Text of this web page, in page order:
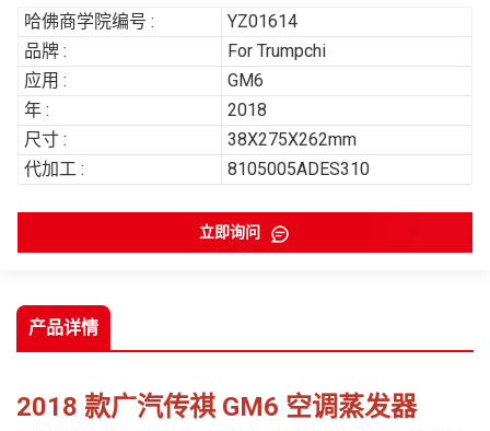
哈佛商学院编号 :
YZ01614
品牌 :
For Trumpchi
应用 :
GM6
年 :
2018
尺寸 :
38X275X262mm
代加工 :
8105005ADES310
立即询问
产品详情
2018 款广汽传祺 GM6 空调蒸发器